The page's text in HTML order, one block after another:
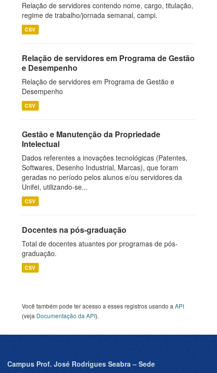
Relação de servidores contendo nome, cargo, titulação,
regime de trabalho/jornada semanal, campi.
CSV
Relação de servidores em Programa de Gestão
e Desempenho
Relação de servidores em Programa de Gestão e
Desempenho
CSV
Gestão e Manutenção da Propriedade
Intelectual
Dados referentes a inovações tecnológicas (Patentes,
Softwares, Desenho Industrial, Marcas), que foram
geradas no período pelos alunos e/ou servidores da
Unifei, utilizando-se...
CSV
Docentes na pós-graduação
Total de docentes atuantes por programas de pós-
graduação.
CSV
Você também pode ter acesso a esses registros usando a API
(veja Documentação da API).
Campus Prof. José Rodrigues Seabra – Sede